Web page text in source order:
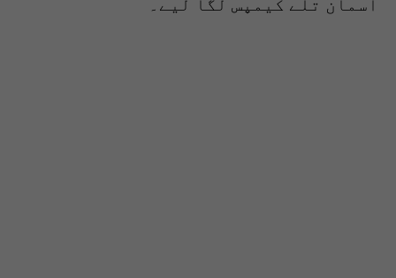
آسمان تلے کیمپس لگا لیے۔